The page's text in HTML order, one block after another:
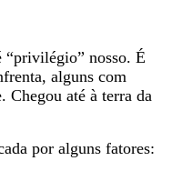
“privilégio” nosso. É
alguns com
Chegou até à terra da
por alguns fatores: